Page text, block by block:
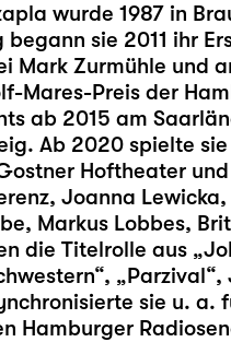
wurde 1987 in
begann sie 2011 ihr
Mark Zurmühle und
Mares-Preis der
ab 2015 am
Ab 2020 spielte
Hoftheater
Joanna
Markus Lobbes,
die Titelrolle aus
sie u. a.
Hamburger